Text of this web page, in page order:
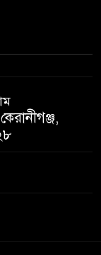
দিবস’
উম্মাহ